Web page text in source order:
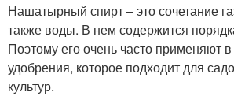
Нашатырный спирт – это сочетание
также воды. В нем содержится
Поэтому его очень часто применяют в
удобрения, которое подходит для
культур.